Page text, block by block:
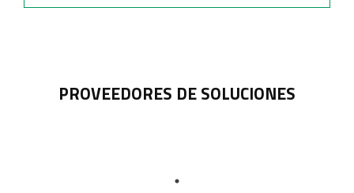
PROVEEDORES DE SOLUCIONES